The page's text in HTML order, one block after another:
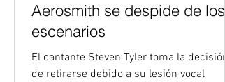
Aerosmith se despide de los
escenarios
El cantante Steven Tyler toma la decisión
de retirarse debido a su lesión vocal